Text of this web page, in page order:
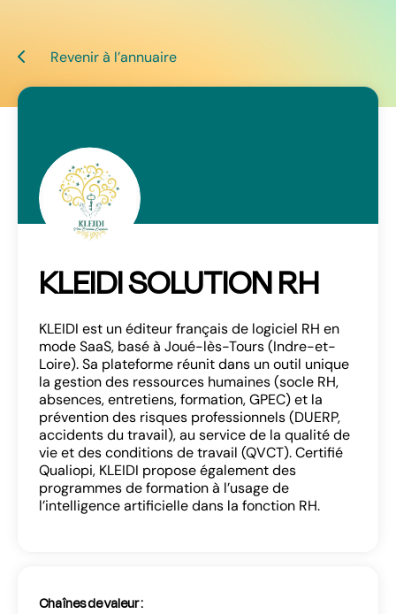
Revenir à l’annuaire
KLEIDI SOLUTION RH
KLEIDI est un éditeur français de logiciel RH en
mode SaaS, basé à Joué-lès-Tours (Indre-et-
Loire). Sa plateforme réunit dans un outil unique
la gestion des ressources humaines (socle RH,
absences, entretiens, formation, GPEC) et la
prévention des risques professionnels (DUERP,
accidents du travail), au service de la qualité de
vie et des conditions de travail (QVCT). Certifié
Qualiopi, KLEIDI propose également des
programmes de formation à l’usage de
l’intelligence artificielle dans la fonction RH.
Chaînes de valeur :
Se connecter
Contactez